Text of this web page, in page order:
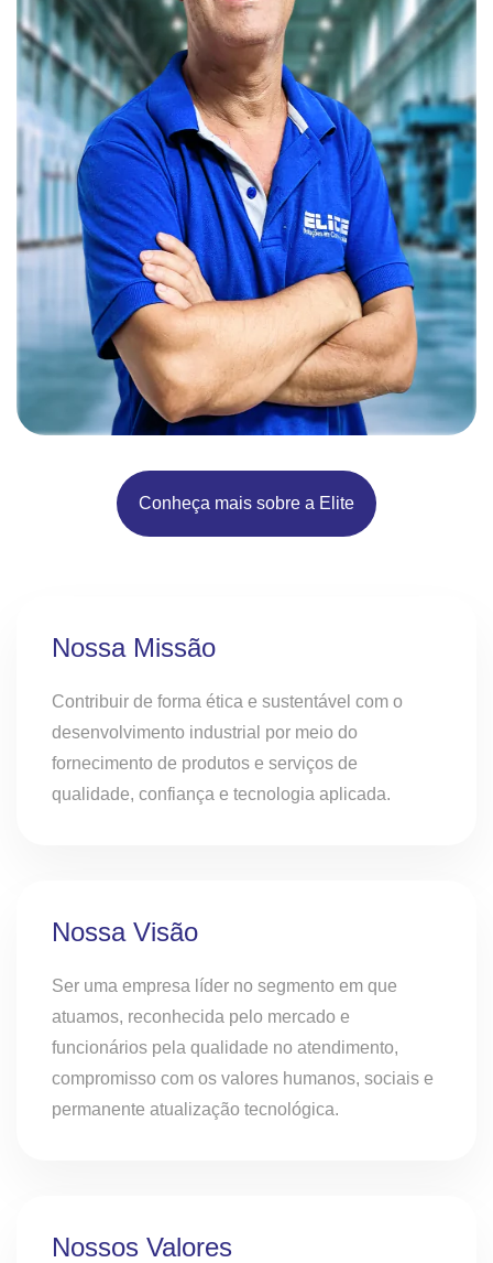
Conheça mais sobre a Elite
Nossa Missão
Contribuir de forma ética e sustentável com o
desenvolvimento industrial por meio do
fornecimento de produtos e serviços de
qualidade, confiança e tecnologia aplicada.
Nossa Visão
Ser uma empresa líder no segmento em que
atuamos, reconhecida pelo mercado e
funcionários pela qualidade no atendimento,
compromisso com os valores humanos, sociais e
permanente atualização tecnológica.
Nossos Valores